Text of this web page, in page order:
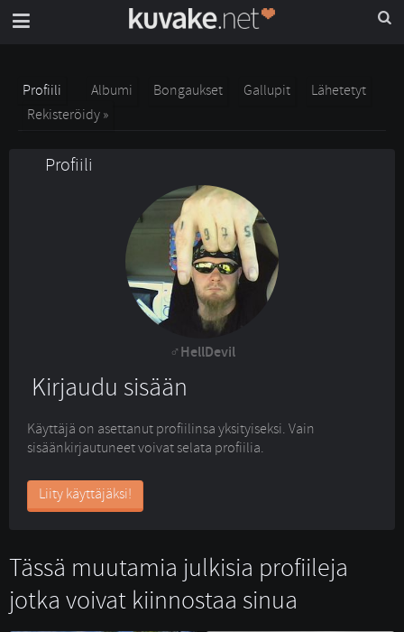
Profiili Albumi Bongaukset Gallupit
Lähetetyt
Rekisteröidy »
Profiili
HellDevil
Kirjaudu sisään
Käyttäjä on asettanut profiilinsa yksityiseksi. Vain
sisäänkirjautuneet voivat selata profiilia.
Liity käyttäjäksi!
Tässä muutamia julkisia profiileja
jotka voivat kiinnostaa sinua